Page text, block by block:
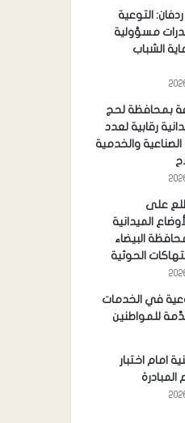
التوعية
مسؤولية
الشباب
بمحافظة لحج
رقابية لعدد
والخدمية
على
الميدانية
البيضاء
الحوثية
في الخدمات
للمواطنين
امام اختبار
المبادرة